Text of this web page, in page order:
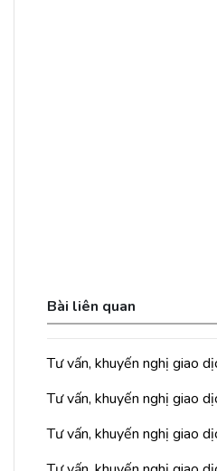
Bài liên quan
Tư vấn, khuyến nghị giao
Tư vấn, khuyến nghị giao
Tư vấn, khuyến nghị giao